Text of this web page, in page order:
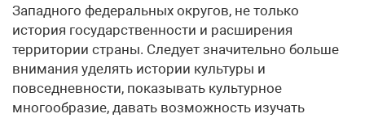
Западного федеральных округов, не только
история государственности и расширения
территории страны. Следует значительно больше
внимания уделять истории культуры и
повседневности, показывать культурное
многообразие, давать возможность изучать